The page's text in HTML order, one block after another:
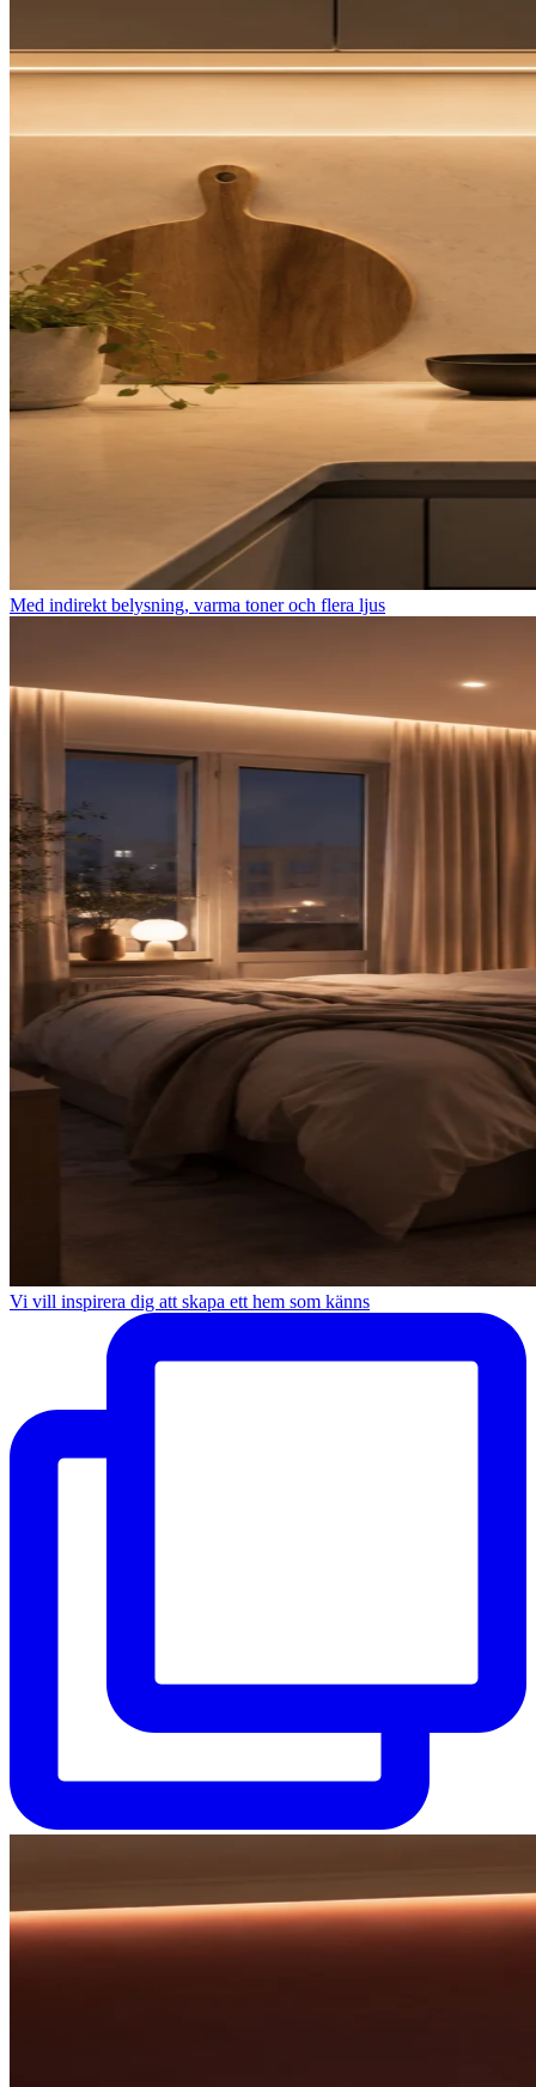
Med indirekt belysning, varma toner och flera ljus
Vi vill inspirera dig att skapa ett hem som känns